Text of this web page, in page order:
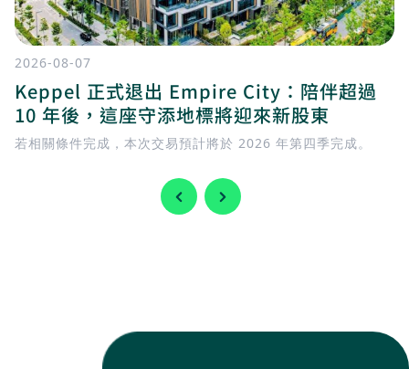
2026-08-07
Keppel 正式退出 Empire City：陪伴超過
10 年後，這座守添地標將迎來新股東
若相關條件完成，本次交易預計將於 2026 年第四季完成。